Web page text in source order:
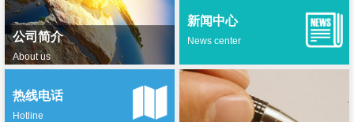
公司简介
About us
新闻中心
News center
热线电话
Hotline